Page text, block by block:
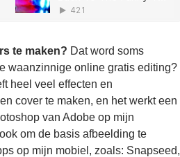
te maken? Dat word soms
waanzinnige online gratis editing?
heel veel effecten en
cover te maken, en het werkt een
van Adobe op mijn
om de basis afbeelding te
op mijn mobiel, zoals: Snapseed,